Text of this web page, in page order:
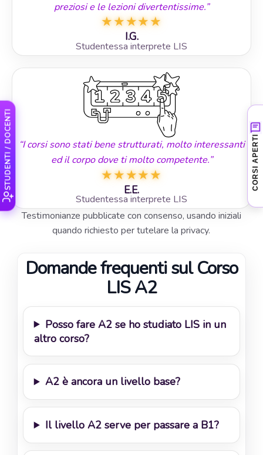
preziosi e le lezioni divertentissime.”
★★★★★
I.G.
Studentessa interprete LIS
“I corsi sono stati bene strutturati, molto interessanti
ed il corpo dove ti molto competente.”
★★★★★
E.E.
Studentessa interprete LIS
Testimonianze pubblicate con consenso, usando iniziali
quando richiesto per tutelare la privacy.
Domande frequenti sul Corso
LIS A2
Posso fare A2 se ho studiato LIS in un
altro corso?
A2 è ancora un livello base?
Il livello A2 serve per passare a B1?
Nessun corso aperto al
momento
Stiamo preparando le prossime attività
LIS. Puoi contattarci per ricevere
informazioni sui nuovi corsi in partenza.
Chiedi informazioni›
CORSI APERTI
STUDENTI / DOCENTI